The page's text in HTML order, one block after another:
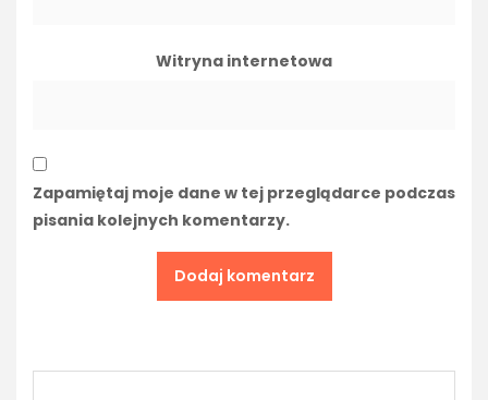
Witryna internetowa
Zapamiętaj moje dane w tej przeglądarce podczas
pisania kolejnych komentarzy.